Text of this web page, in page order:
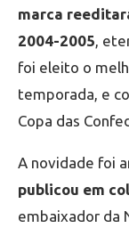
marca
2004-2005,
foi eleito o
temporada, e
Copa das
A novidade foi
publicou em
embaixador da